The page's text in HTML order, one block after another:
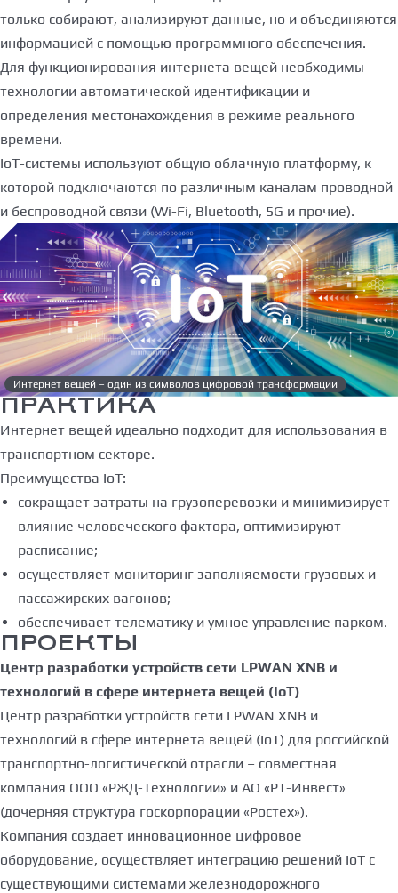
только собирают, анализируют данные, но и объединяются
информацией с помощью программного обеспечения.
Для функционирования интернета вещей необходимы
технологии автоматической идентификации и
определения местонахождения в режиме реального
времени.
IoT-системы используют общую облачную платформу, к
которой подключаются по различным каналам проводной
и беспроводной связи (Wi-Fi, Bluetooth, 5G и прочие).
Интернет вещей – один из символов цифровой трансформации
ПРАКТИКА
Интернет вещей идеально подходит для использования в
транспортном секторе.
Преимущества IoT:
сокращает затраты на грузоперевозки и минимизирует
влияние человеческого фактора, оптимизируют
расписание;
осуществляет мониторинг заполняемости грузовых и
пассажирских вагонов;
обеспечивает телематику и умное управление парком.
ПРОЕКТЫ
Центр разработки устройств сети LPWAN XNB и
технологий в сфере интернета вещей (IoT)
Центр разработки устройств сети LPWAN XNB и
технологий в сфере интернета вещей (IoT) для российской
транспортно-логистической отрасли – совместная
компания ООО «РЖД-Технологии» и АО «РТ-Инвест»
(дочерняя структура госкорпорации «Ростех»).
Компания создает инновационное цифровое
оборудование, осуществляет интеграцию решений IoT с
существующими системами железнодорожного